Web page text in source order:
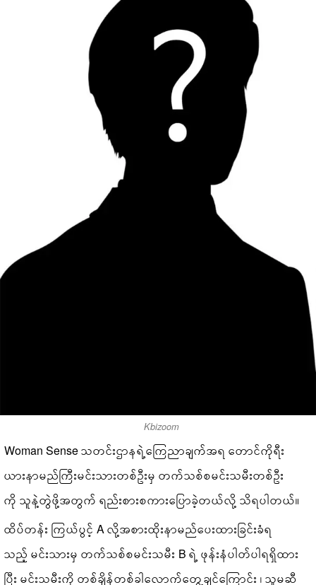
Kbizoom
Woman Sense သတင်းဌာနရဲ့ကြေညာချက်အရ တောင်ကိုရီး
ယားနာမည်ကြီးမင်းသားတစ်ဦးမှ တက်သစ်စမင်းသမီးတစ်ဦး
ကို သူနဲ့တွဲဖို့အတွက် ရည်းစားစကားပြောခဲ့တယ်လို့ သိရပါတယ်။
ထိပ်တန်း ကြယ်ပွင့် A လို့အစားထိုးနာမည်ပေးထားခြင်းခံရ
သည့် မင်းသားမှ တက်သစ်စမင်းသမီး B ရဲ့ ဖုန်းနံပါတ်ပါရရှိထား
ပြီး မင်းသမီးကို တစ်ချိန်တစ်ခါလောက်တွေ့ချင်ကြောင်း ၊ သူမဆီ